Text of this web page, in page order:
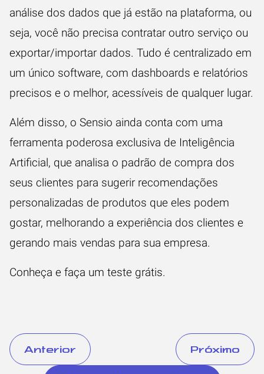
análise dos dados que já estão na plataforma, ou
seja, você não precisa contratar outro serviço ou
exportar/importar dados. Tudo é centralizado em
um único software, com dashboards e relatórios
precisos e o melhor, acessíveis de qualquer lugar.
Além disso, o Sensio ainda conta com uma
ferramenta poderosa exclusiva de Inteligência
Artificial, que analisa o padrão de compra dos
seus clientes para sugerir recomendações
personalizadas de produtos que eles podem
gostar, melhorando a experiência dos clientes e
gerando mais vendas para sua empresa.
Conheça e faça um teste grátis.
Anterior Próximo